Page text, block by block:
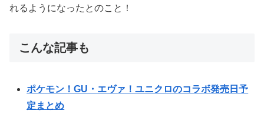
れるようになったとのこと！
こんな記事も
ポケモン！GU・エヴァ！ユニクロのコラボ発売日予
定まとめ